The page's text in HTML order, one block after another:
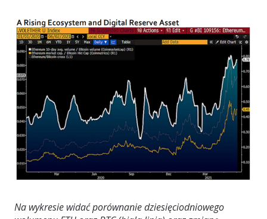
Na wykresie widać porównanie dziesięciodniowego